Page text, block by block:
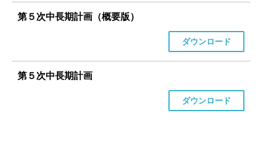
第５次中長期計画（概要版）
ダウンロード
第５次中長期計画
ダウンロード